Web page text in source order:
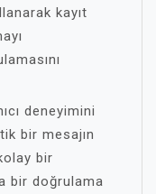
kayıt
deneyimini
bir mesajın
bir
bir doğrulama